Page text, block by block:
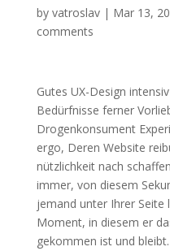
by vatroslav| Mar 13,
comments
Gutes UX-Design
Bedürfnisse ferner
Drogenkonsument
ergo, Deren Website
nützlichkeit nach
immer, von diesem
jemand unter Ihrer Seite
Moment, in diesem er
gekommen ist und bleibt.